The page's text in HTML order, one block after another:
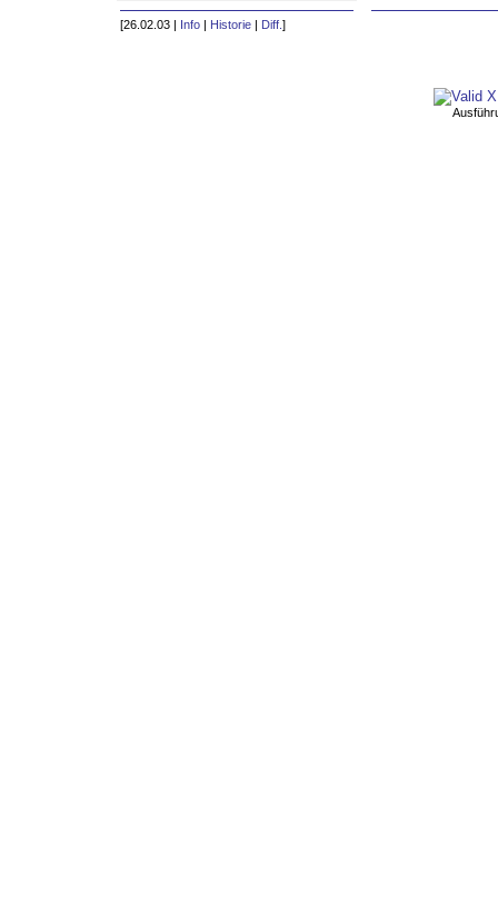
[26.02.03 | Info | Historie | Diff. ]